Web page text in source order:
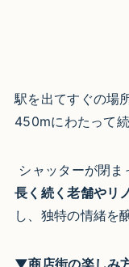
駅を出てすぐの場
450mにわたって
シャッターが閉ま
長く続く老舗やリ
し、独特の情緒を
▼商店街の楽しみ